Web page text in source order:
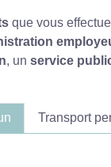
que vous
, un service
Transport